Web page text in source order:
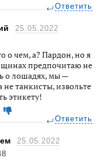
Ответить
25.05.2022
о чем, а? Пардон, но я
предпочитаю не
о лошадях, мы —
не танкисты, извольте
этикету!
Ответить
25.05.2022